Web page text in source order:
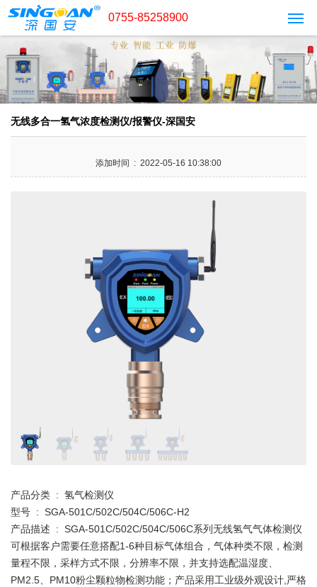
0755-85258900
无线多合一氢气浓度检测仪/报警仪-深国安
添加时间 : 2022-05-16 10:38:00
产品分类 : 氢气检测仪
型号 : SGA-501C/502C/504C/506C-H2
产品描述 : SGA-501C/502C/504C/506C系列无线氢气气体检测仪
可根据客户需要任意搭配1-6种目标气体组合，气体种类不限，检测
量程不限，采样方式不限，分辨率不限，并支持选配温湿度、
PM2.5、PM10粉尘颗粒物检测功能；产品采用工业级外观设计,严格